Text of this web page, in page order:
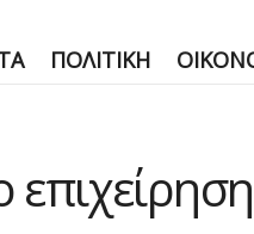
ΠΟΛΙΤΙΚΗ